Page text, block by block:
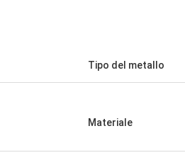
Tipo del metallo
Materiale